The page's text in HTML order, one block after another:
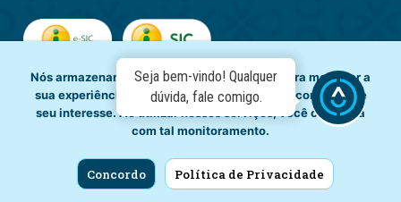
Copyright © - Casal. Todos os direitos reservados.
CNPJ: 012.294.708/0001-81
Nós armazenamos dados temporariamente para melhorar a
sua experiência de navegação e recomendar conteúdo de
seu interesse. Ao utilizar nossos serviços, você concorda
com tal monitoramento.
Concordo Política de Privacidade
Seja bem-vindo! Qualquer
dúvida, fale comigo.